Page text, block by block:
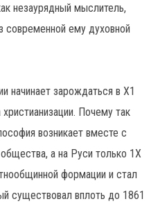
незаурядный мыслитель,
ему духовной
начинает зарождаться в Х1
Почему так
возникает вместе с
а на Руси только 1Х
формации и стал
существовал вплоть до 1861